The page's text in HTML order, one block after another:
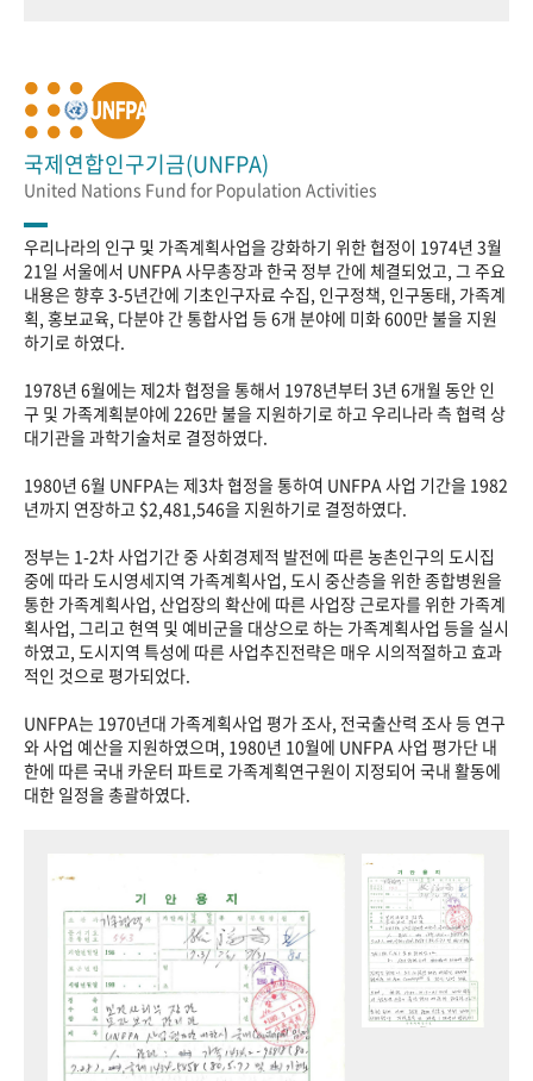
국제연합인구기금(UNFPA)
United Nations Fund for Population Activities
우리나라의 인구 및 가족계획사업을 강화하기 위한 협정이 1974년 3월
21일 서울에서 UNFPA 사무총장과 한국 정부 간에 체결되었고, 그 주요
내용은 향후 3-5년간에 기초인구자료 수집, 인구정책, 인구동태, 가족계
획, 홍보교육, 다분야 간 통합사업 등 6개 분야에 미화 600만 불을 지원
하기로 하였다.
1978년 6월에는 제2차 협정을 통해서 1978년부터 3년 6개월 동안 인
구 및 가족계획분야에 226만 불을 지원하기로 하고 우리나라 측 협력 상
대기관을 과학기술처로 결정하였다.
1980년 6월 UNFPA는 제3차 협정을 통하여 UNFPA 사업 기간을 1982
년까지 연장하고 $2,481,546을 지원하기로 결정하였다.
정부는 1-2차 사업기간 중 사회경제적 발전에 따른 농촌인구의 도시집
중에 따라 도시영세지역 가족계획사업, 도시 중산층을 위한 종합병원을
통한 가족계획사업, 산업장의 확산에 따른 사업장 근로자를 위한 가족계
획사업, 그리고 현역 및 예비군을 대상으로 하는 가족계획사업 등을 실시
하였고, 도시지역 특성에 따른 사업추진전략은 매우 시의적절하고 효과
적인 것으로 평가되었다.
UNFPA는 1970년대 가족계획사업 평가 조사, 전국출산력 조사 등 연구
와 사업 예산을 지원하였으며, 1980년 10월에 UNFPA 사업 평가단 내
한에 따른 국내 카운터 파트로 가족계획연구원이 지정되어 국내 활동에
대한 일정을 총괄하였다.